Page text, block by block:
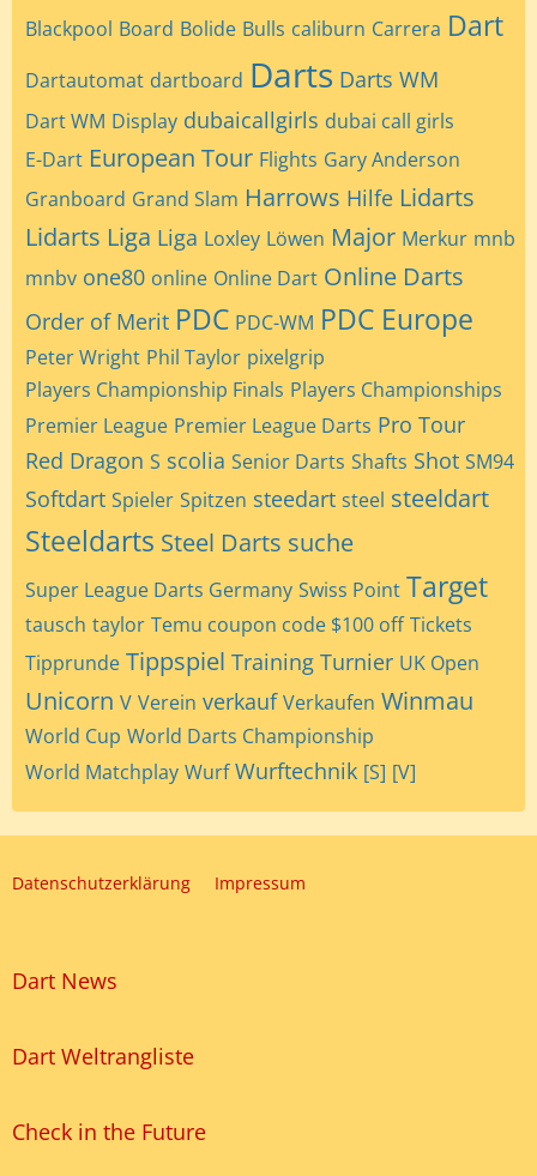
Blackpool Board Bolide Bulls caliburn Carrera Dart
Dartautomat dartboard Darts Darts WM
Dart WM Display dubaicallgirls dubai call girls
E-Dart European Tour Flights Gary Anderson
Granboard Grand Slam Harrows Hilfe Lidarts
Lidarts Liga Liga Loxley Löwen Major Merkur mnb
mnbv one80 online Online Dart Online Darts
Order of Merit PDC PDC-WM PDC Europe
Peter Wright Phil Taylor pixelgrip
Players Championship Finals Players Championships
Premier League Premier League Darts Pro Tour
Red Dragon S scolia Senior Darts Shafts Shot SM94
Softdart Spieler Spitzen steedart steel steeldart
Steeldarts Steel Darts suche
Super League Darts Germany Swiss Point Target
tausch taylor Temu coupon code $100 off Tickets
Tipprunde Tippspiel Training Turnier UK Open
Unicorn V Verein verkauf Verkaufen Winmau
World Cup World Darts Championship
World Matchplay Wurf Wurftechnik [S] [V]
Datenschutzerklärung Impressum
Dart News
Dart Weltrangliste
Check in the Future